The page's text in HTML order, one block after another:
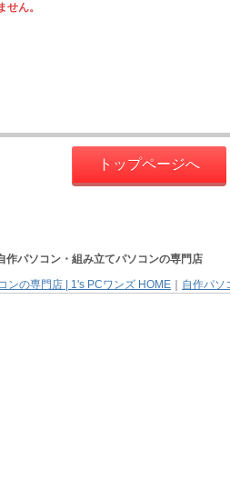
せん。
トップページへ
作パソコン・組み立てパソコンの専門店
ンの専門店 | 1's PCワンズ HOME
自作パソ